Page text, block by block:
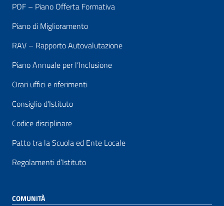
POF – Piano Offerta Formativa
Piano di Miglioramento
RAV – Rapporto Autovalutazione
Piano Annuale per l’Inclusione
Orari uffici e riferimenti
Consiglio d’Istituto
Codice disciplinare
Patto tra la Scuola ed Ente Locale
Regolamenti d’Istituto
COMUNITÀ